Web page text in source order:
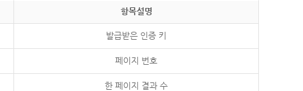
항목설명
발급받은 인증 키
페이지 번호
한 페이지 결과 수